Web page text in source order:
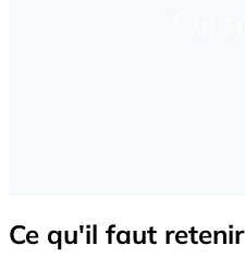
Ce qu'il faut retenir